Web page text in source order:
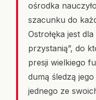
ośrodka
szacunku do
Ostrołęka jest
przystanią”, do
presji wielkiego
dumą śledzą
jednego ze